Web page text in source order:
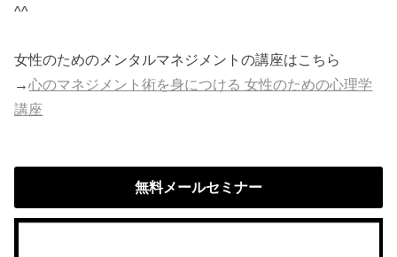
^^
女性のためのメンタルマネジメントの講座はこちら
→心のマネジメント術を身につける 女性のための心理学
講座
無料メールセミナー